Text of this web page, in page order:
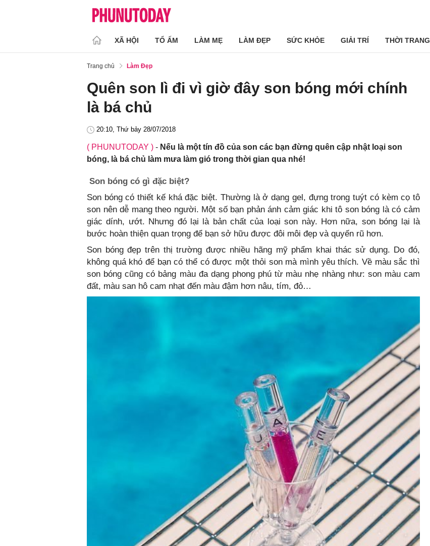
XÃ HỘI TỔ ẤM LÀM MẸ LÀM ĐẸP SỨC KHỎE GIẢI TRÍ THỜI TRANG
Trang chủ Làm Đẹp
Quên son lì đi vì giờ đây son bóng mới chính
là bá chủ
20:10, Thứ bảy 28/07/2018
( PHUNUTODAY ) - Nếu là một tín đồ của son các bạn đừng quên cập nhật loại son
bóng, là bá chủ làm mưa làm gió trong thời gian qua nhé!
Son bóng có gì đặc biệt?
Son bóng có thiết kế khá đặc biệt. Thường là ở dạng gel, đựng trong tuýt có kèm cọ tô
son nên dễ mang theo người. Một số bạn phản ánh cảm giác khi tô son bóng là có cảm
giác dính, ướt. Nhưng đó lại là bản chất của loại son này. Hơn nữa, son bóng lại là
bước hoàn thiện quan trọng để bạn sở hữu được đôi môi đẹp và quyến rũ hơn.
Son bóng đẹp trên thị trường được nhiều hãng mỹ phẩm khai thác sử dụng. Do đó,
không quá khó để bạn có thể có được một thỏi son mà mình yêu thích. Về màu sắc thì
son bóng cũng có bảng màu đa dạng phong phú từ màu nhẹ nhàng như: son màu cam
đất, màu san hô cam nhạt đến màu đậm hơn nâu, tím, đỏ…